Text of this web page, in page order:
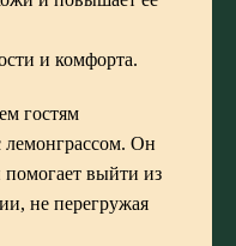
и комфорта.
гостям
Он
помогает выйти из
не перегружая